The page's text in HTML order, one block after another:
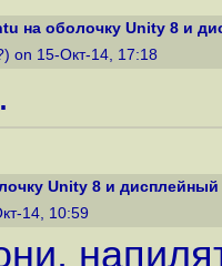
на оболочку Unity 8 и
on 15-Окт-14, 17:18
Unity 8 и
14, 10:59